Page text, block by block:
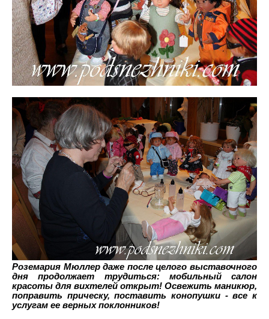
Роземария Мюллер даже после целого выставочного
дня продолжает трудиться: мобильный салон
красоты для вихтелей открыт! Освежить маникюр,
поправить прическу, поставить конопушки - все к
услугам ее верных поклонников!